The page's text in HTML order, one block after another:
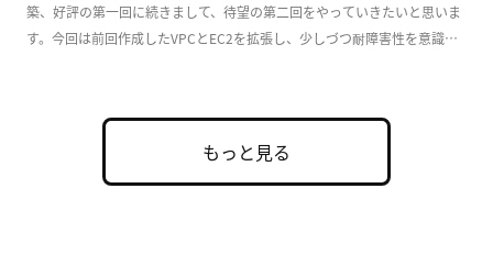
築、好評の第一回に続きまして、待望の第二回をやっていきたいと思いま
す。今回は前回作成したVPCとEC2を拡張し、少しづつ耐障害性を意識し
もっと見る